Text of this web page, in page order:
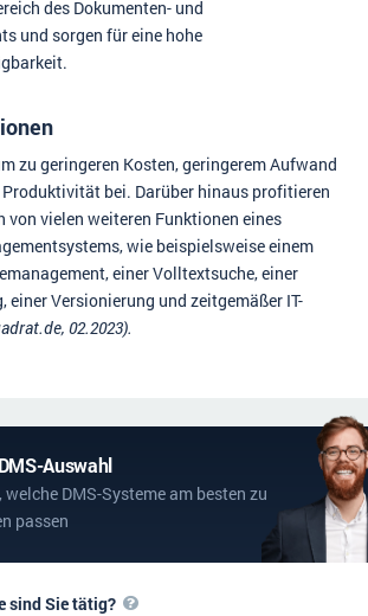
des Dokumenten- und
und sorgen für eine hohe
zu geringeren Kosten, geringerem Aufwand
Produktivität bei. Darüber hinaus profitieren
von vielen weiteren Funktionen eines
wie beispielsweise einem
einer Volltextsuche, einer
einer Versionierung und zeitgemäßer IT-
02.2023).
Auswahl
welche DMS-Systeme am besten zu
passen
sind Sie tätig?